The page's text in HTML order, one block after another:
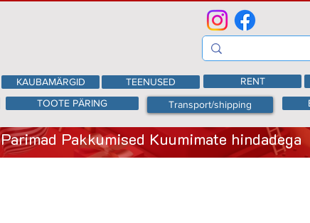
KAUBAMÄRGID TEENUSED RENT
TOOTE PÄRING
Transport/shipping
Parimad Pakkumised Kuumimate hindadega